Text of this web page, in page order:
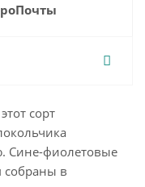
сорт
Сине-фиолетовые
собраны в